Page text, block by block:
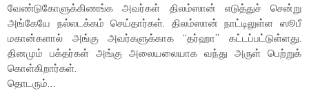
வேண்டுகோளுக்கிணங்க அவர்கள் திலம்ஸான் எடுத்துச் சென்று
அங்கேயே நல்லடக்கம் செய்தார்கள். திலம்ஸான் நாட்டிலுள்ள ஸூபீ
மகான்களால் அங்கு அவர்களுக்காக “தர்ஹா” கட்டப்பட்டுள்ளது.
தினமும் பக்தர்கள் அங்கு அலையலையாக வந்து அருள் பெற்றுக்
கொள்கிறார்கள்.
தொடரும்…